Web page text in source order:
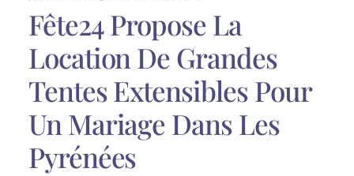
Fête24 Propose La
Location De Grandes
Tentes Extensibles Pour
Un Mariage Dans Les
Pyrénées